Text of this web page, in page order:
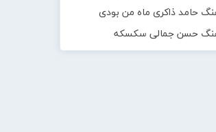
حامد ذاکری ماه من بودی
حسن جمالی سکسکه